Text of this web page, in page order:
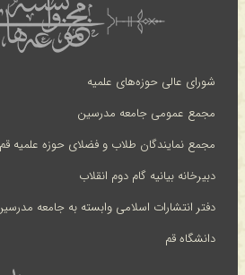
شورای عالی حوزه‌های علمیه
مجمع عمومی جامعه مدرسین
مجمع نمایندگان طلاب و فضلای حوزه علمیه قم
دبیرخانه بیانیه گام دوم انقلاب
دفتر انتشارات اسلامی وابسته به جامعه
دانشگاه قم